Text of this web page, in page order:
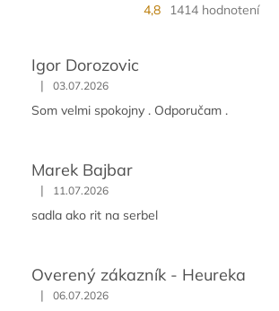
4,8 1414 hodnotení
Igor Dorozovic
| 03.07.2026
Som velmi spokojny . Odporučam .
Marek Bajbar
| 11.07.2026
sadla ako rit na serbel
Overený zákazník - Heureka
| 06.07.2026